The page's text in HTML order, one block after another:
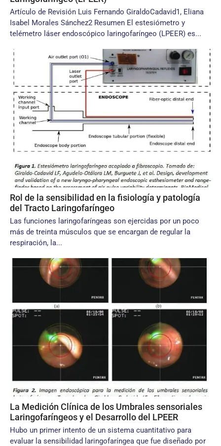
Artículo de Revisión Luis Fernando GiraldoCadavid1, Eliana
Isabel Morales Sánchez2 Resumen El estesiómetro y
telémetro láser endoscópico laringofaríngeo (LPEER) es...
Rol de la sensibilidad en la fisiología y patología
del Tracto Laringofaríngeo
Las funciones laringofaríngeas son ejercidas por un poco
más de treinta músculos que se encargan de regular la
respiración, la...
La Medición Clínica de los Umbrales sensoriales
Laringofaríngeos y el Desarrollo del LPEER
Hubo un primer intento de un sistema cuantitativo para
evaluar la sensibilidad laringofaríngea que fue diseñado por